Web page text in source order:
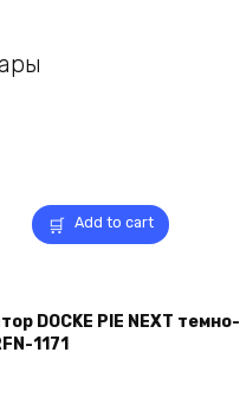
Add to cart
DOCKE PIE NEXT темно-
1171